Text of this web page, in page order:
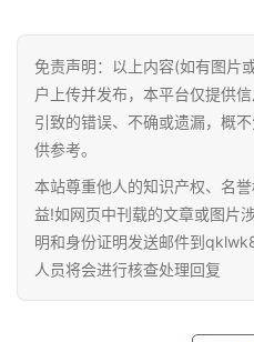
百
科
免责声明：以上内容(如有图片
户上传并发布，本平台仅提供
引致的错误、不确或遗漏，概
供参考。
本站尊重他人的知识产权、名
益!如网页中刊载的文章或图片
明和身份证明发送邮件到
人员将会进行核查处理回复